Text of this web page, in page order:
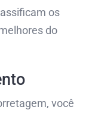
os
do
você